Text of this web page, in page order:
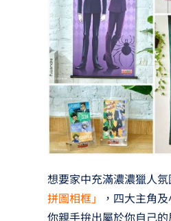
想要家中充滿濃濃獵人
拼圖相框」
，四大主角
你親手拚出屬於你自己